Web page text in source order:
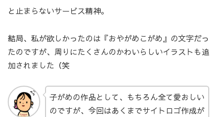
と止まらないサービス精神。
結局、私が欲しかったのは『おやがめこがめ』の文字だっ
たのですが、周りにたくさんのかわいらしいイラストも追
加されました（笑
子がめの作品として、もちろん全て愛おしい
のですが、今回はあくまでサイトロゴ作成が